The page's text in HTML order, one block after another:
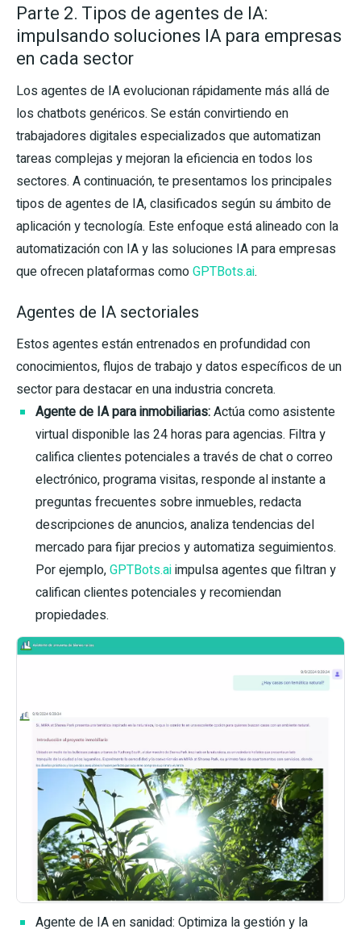
Parte 2. Tipos de agentes de IA:
impulsando soluciones IA para empresas
en cada sector
Los agentes de IA evolucionan rápidamente más allá de
los chatbots genéricos. Se están convirtiendo en
trabajadores digitales especializados que automatizan
tareas complejas y mejoran la eficiencia en todos los
sectores. A continuación, te presentamos los principales
tipos de agentes de IA, clasificados según su ámbito de
aplicación y tecnología. Este enfoque está alineado con la
automatización con IA y las soluciones IA para empresas
que ofrecen plataformas comoGPTBots.ai.
Agentes de IA sectoriales
Estos agentes están entrenados en profundidad con
conocimientos, flujos de trabajo y datos específicos de un
sector para destacar en una industria concreta.
Agente de IA para inmobiliarias:Actúa como asistente
virtual disponible las 24 horas para agencias. Filtra y
califica clientes potenciales a través de chat o correo
electrónico, programa visitas, responde al instante a
preguntas frecuentes sobre inmuebles, redacta
descripciones de anuncios, analiza tendencias del
mercado para fijar precios y automatiza seguimientos.
Por ejemplo,GPTBots.aiimpulsa agentes que filtran y
califican clientes potenciales y recomiendan
propiedades.
Agente de IA en sanidad: Optimiza la gestión y la